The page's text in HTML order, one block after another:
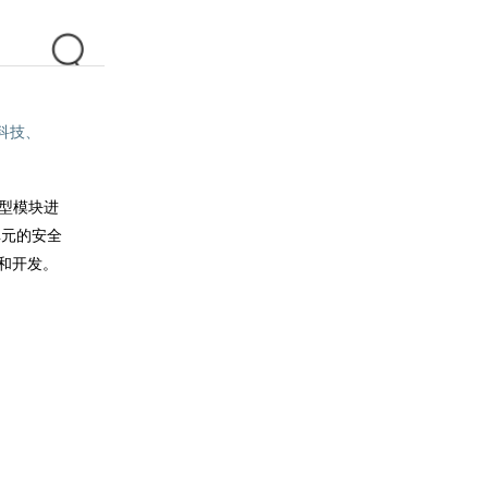
、
模块进
的安全
开发。